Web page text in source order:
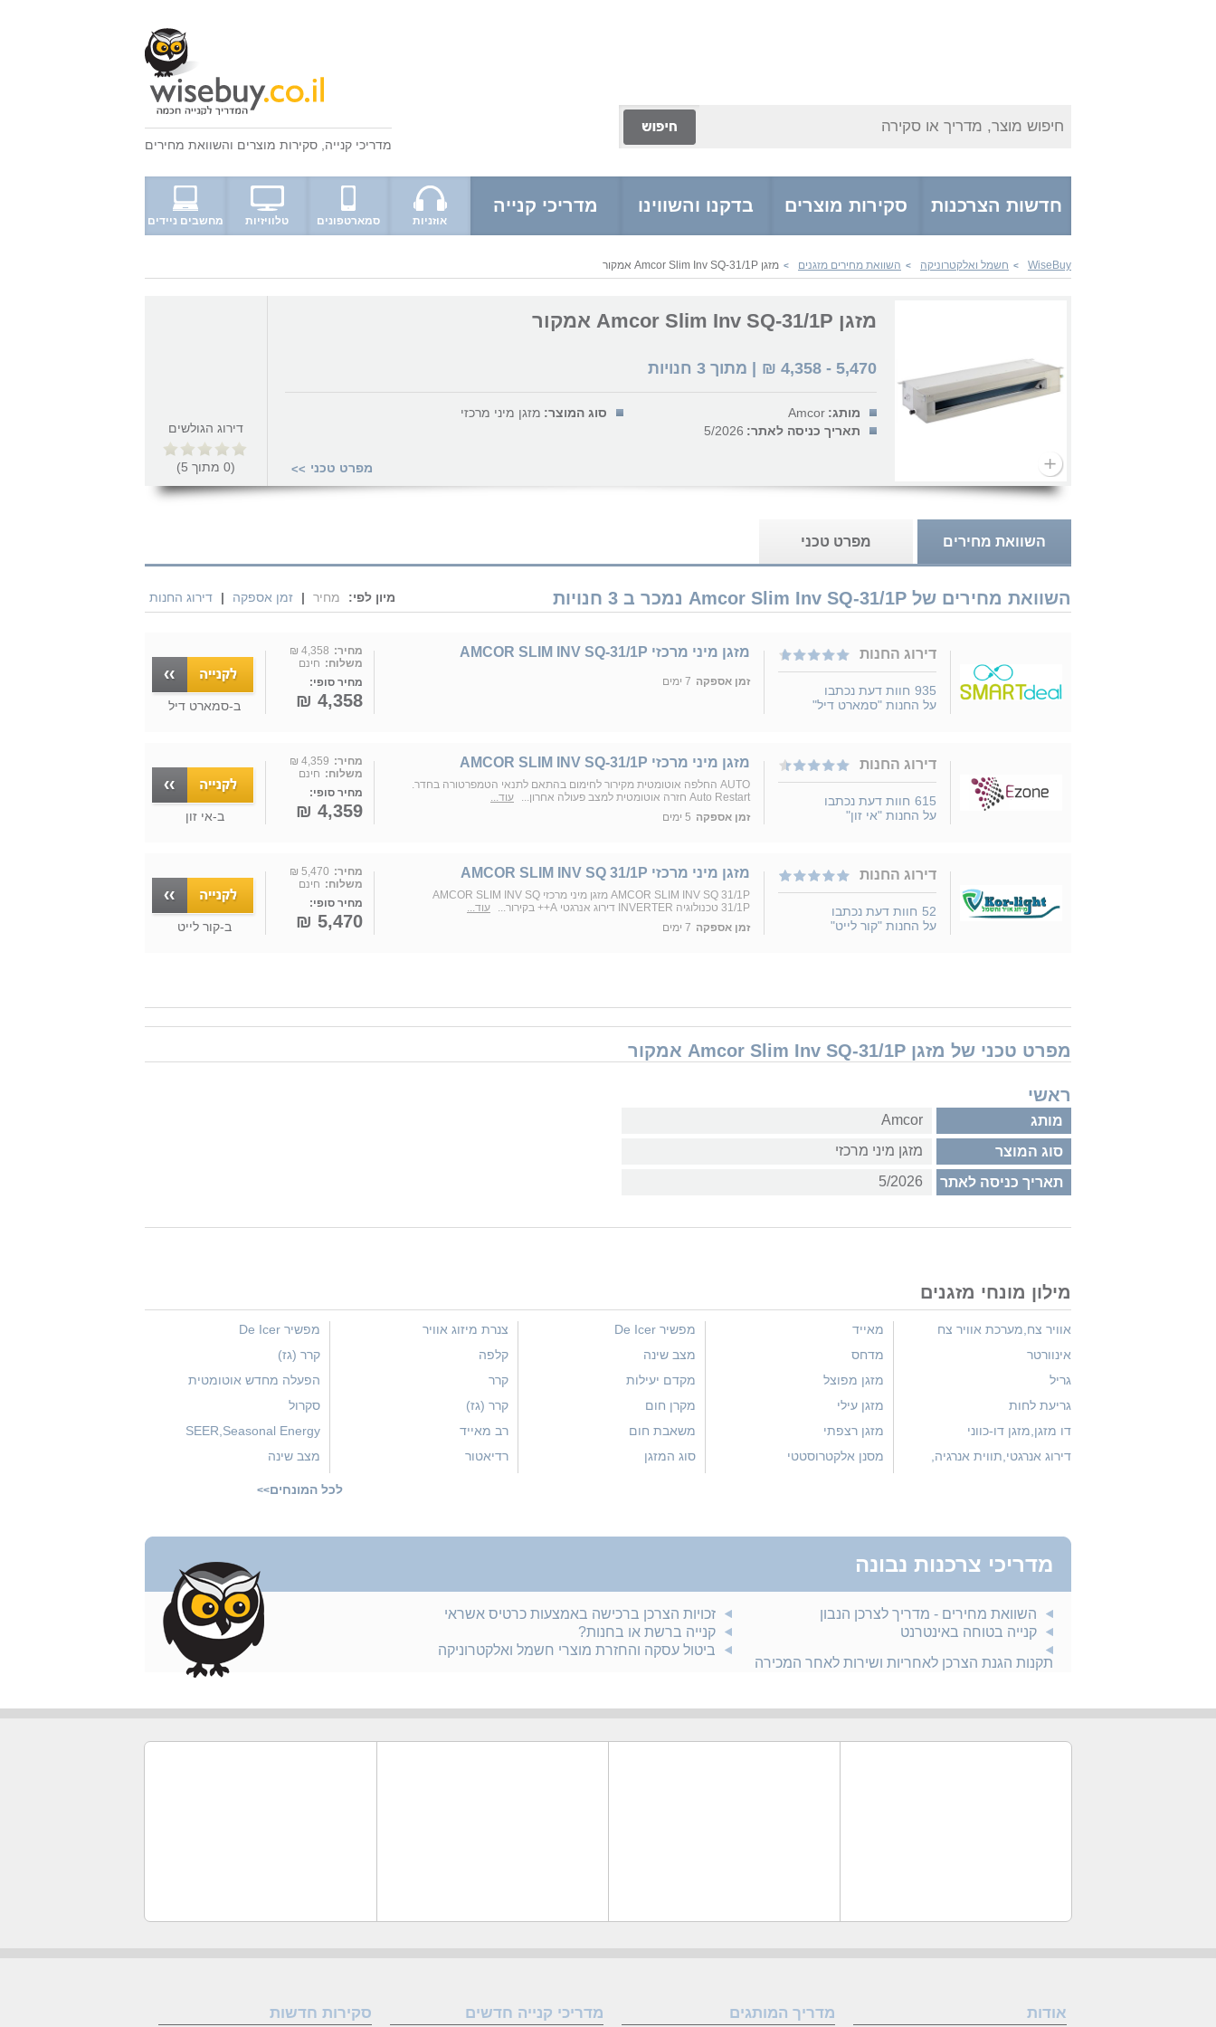
חיפוש מוצר, מדריך או סקירה
מדריכי קנייה סקירות מוצרים והשוואת מחירים
חדשות הצרכנות סקירות מוצרים בדקנו והשווינו מדריכי קנייה
אוזניות סמארטפונים טלוויזיות מחשבים ניידים
WiseBuy
> חשמל ואלקטרוניקה > השוואת מחירים מזגנים > מזגן Amcor Slim Inv SQ-31/1P אמקור
מזגן Amcor Slim Inv SQ-31/1P אמקור
5,470
-
4,358
₪ | מתוך 3 חנויות
מותג: Amcor סוג המוצר: מזגן מיני מרכזי
תאריך כניסה לאתר: 5/2026
מפרט טכני >>
דירוג הגולשים
(
0 מתוך 5
)
השוואת מחירים מפרט טכני
השוואת מחירים של Amcor Slim Inv SQ-31/1P נמכר ב 3 חנויות מיון לפי: מחיר | זמן אספקה | דירוג החנות
דירוג החנות
935 חוות דעת נכתבו
על החנות "סמארט דיל"
מזגן מיני מרכזי AMCOR SLIM INV SQ-31/1P
זמן אספקה 7 ימים
מחיר: 4,358 ₪
משלוח: חינם
מחיר סופי:
4,358 ₪ ב-סמארט דיל
דירוג החנות
615 חוות דעת נכתבו
על החנות "אי זון"
מזגן מיני מרכזי AMCOR SLIM INV SQ-31/1P
AUTO החלפה אוטומטית מקירור לחימום בהתאם לתנאי הטמפרטורה בחדר.
Auto Restart חזרה אוטומטית למצב פעולה אחרון...
עוד...
זמן אספקה 5 ימים
מחיר: 4,359 ₪
משלוח: חינם
מחיר סופי:
4,359 ₪ ב-אי זון
דירוג החנות
52 חוות דעת נכתבו
על החנות "קור לייט"
מזגן מיני מרכזי AMCOR SLIM INV SQ 31/1P
AMCOR SLIM INV SQ 31/1P מזגן מיני מרכזי AMCOR SLIM INV SQ
31/1P טכנולוגיה INVERTER דירוג אנרגטי A++ בקירור...
עוד...
זמן אספקה 7 ימים
מחיר: 5,470 ₪
משלוח: חינם
מחיר סופי:
5,470 ₪ ב-קור לייט
מפרט טכני של מזגן Amcor Slim Inv SQ-31/1P אמקור
ראשי
מותג Amcor
סוג המוצר מזגן מיני מרכזי
תאריך כניסה לאתר 5/2026
מילון מונחי מזגנים
אוויר צח,מערכת אוויר צח
אינוורטר
גריל
גריעת לחות
דו מזגן,מזגן דו-כווני
דירוג אנרגטי,תווית אנרגיה,
טיימר
מאייד
מדחס
מזגן מפוצל
מזגן עילי
מזגן רצפתי
מסנן אלקטרוסטטי
מפוח
מפשיר De Icer
מצב שינה
מקדם יעילות
מקרן חום
משאבת חום
סוג המזגן
צנרת מיזוג אוויר
קלפה
קרר
קרר (גז)
רב מאייד
רדיאטור
מפשיר De Icer
קרר (גז)
הפעלה מחדש אוטומטית
סקרול
SEER,Seasonal Energy
Efficiency Ratio
מצב שינה
לכל המונחים>>
מדריכי צרכנות נבונה
השוואת מחירים - מדריך לצרכן הנבון
קנייה בטוחה באינטרנט
תקנות הגנת הצרכן לאחריות ושירות לאחר המכירה
זכויות הצרכן ברכישה באמצעות כרטיס אשראי
קנייה ברשת או בחנות?
ביטול עסקה והחזרת מוצרי חשמל ואלקטרוניקה
אודות מדריך המותגים מדריכי קנייה חדשים סקירות חדשות